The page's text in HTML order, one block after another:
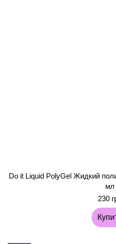
Do it Liquid PolyGel Жидкий
мл
230